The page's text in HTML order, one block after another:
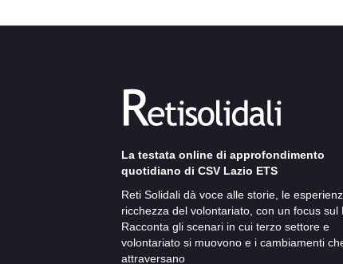
La testata online di approfondimento
quotidiano di CSV Lazio ETS
Reti Solidali dà voce alle storie, le
ricchezza del volontariato, con un focus sul
Racconta gli scenari in cui terzo settore e
volontariato si muovono e i cambiamenti
attraversano